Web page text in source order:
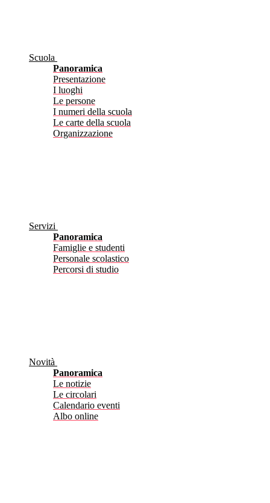
Scuola
Panoramica
Presentazione
I luoghi
Le persone
I numeri della scuola
Le carte della scuola
Organizzazione
Servizi
Panoramica
Famiglie e studenti
Personale scolastico
Percorsi di studio
Novità
Panoramica
Le notizie
Le circolari
Calendario eventi
Albo online